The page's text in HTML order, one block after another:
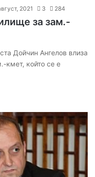
2021 3 284
за зам.-
Дойчин Ангелов влиза
кмет, който се е